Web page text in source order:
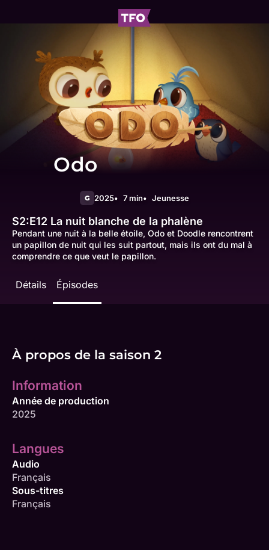
Odo
G 2025 7 min Jeunesse
S2:E12 La nuit blanche de la phalène
Pendant une nuit à la belle étoile, Odo et Doodle rencontrent
un papillon de nuit qui les suit partout, mais ils ont du mal à
comprendre ce que veut le papillon.
Détails Épisodes
À propos de la saison 2
Information
Année de production
2025
Langues
Audio
Français
Sous-titres
Français